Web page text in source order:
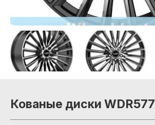
Кованые диски WDR577